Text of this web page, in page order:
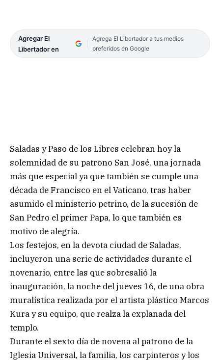
Agregar El
Libertador en
Agrega El Libertador a tus medios
preferidos en Google
Saladas y Paso de los Libres celebran hoy la
solemnidad de su patrono San José, una jornada
más que especial ya que también se cumple una
década de Francisco en el Vaticano, tras haber
asumido el ministerio petrino, de la sucesión de
San Pedro el primer Papa, lo que también es
motivo de alegría.
Los festejos, en la devota ciudad de Saladas,
incluyeron una serie de actividades durante el
novenario, entre las que sobresalió la
inauguración, la noche del jueves 16, de una obra
muralística realizada por el artista plástico Marcos
Kura y su equipo, que realza la explanada del
templo.
Durante el sexto día de novena al patrono de la
Iglesia Universal, la familia, los carpinteros y los